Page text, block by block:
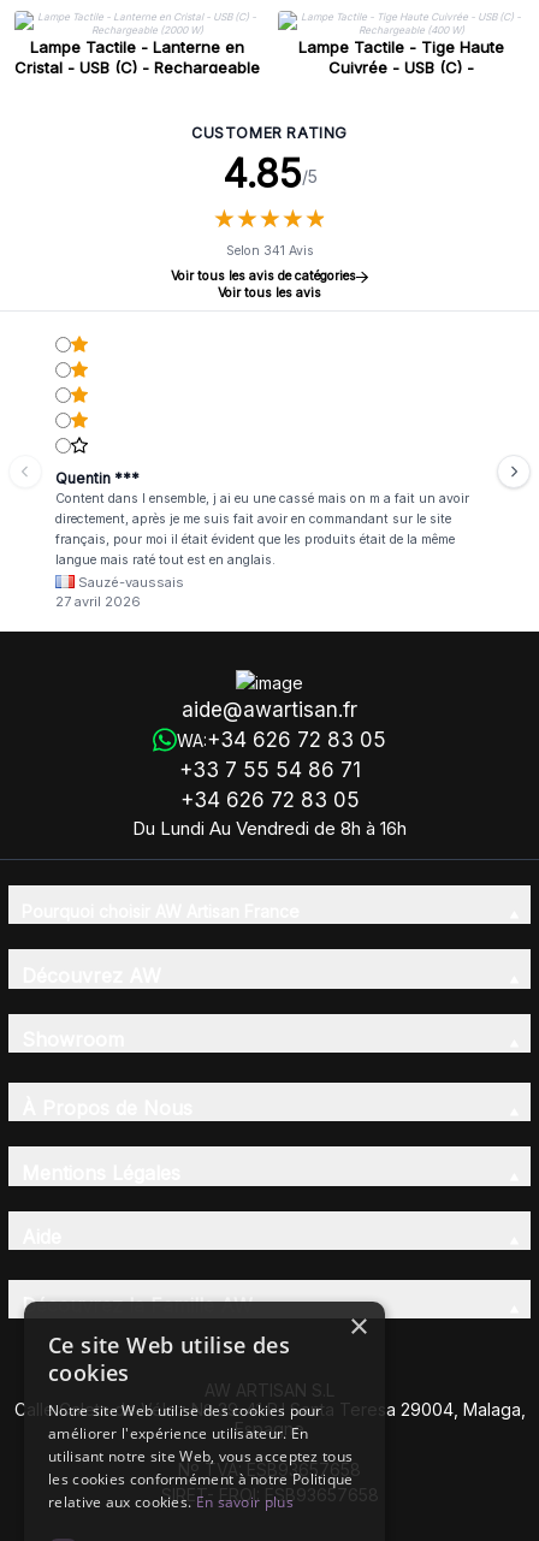
Lampe Tactile - Lanterne en
Cristal - USB (C) - Rechargeable
Lampe Tactile - Tige Haute
Cuivrée - USB (C) -
CUSTOMER RATING
4.85/5
★★★★★
★★★★★
Selon 341 Avis
Voir tous les avis de catégories
Voir tous les avis
Quentin ***
Content dans l ensemble, j ai eu une cassé mais on m a fait un avoir
directement, après je me suis fait avoir en commandant sur le site
français, pour moi il était évident que les produits était de la même
langue mais raté tout est en anglais.
Sauzé-vaussais
27 avril 2026
aide@awartisan.fr
WA:+34 626 72 83 05
+33 7 55 54 86 71
+34 626 72 83 05
Du Lundi Au Vendredi de 8h à 16h
Découvrez la Famille AW
AW ARTISAN S.L
Calle Caleta de Vélez Nº 39-41 P.I Santa Teresa 29004, Malaga,
Espagne
Nº TVA: ESB93657658
SIRET- EROI: ESB93657658
×
Ce site Web utilise des
cookies
Notre site Web utilise des cookies pour
améliorer l'expérience utilisateur. En
utilisant notre site Web, vous acceptez tous
les cookies conformément à notre Politique
relative aux cookies.En savoir plus